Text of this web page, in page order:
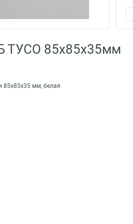
ТУСО 85х85х35мм
85х85х35 мм, белая